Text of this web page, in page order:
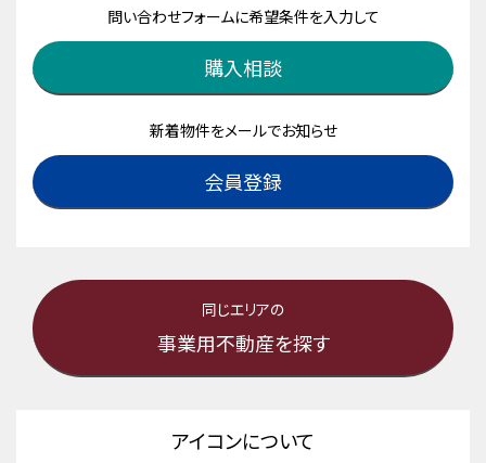
問い合わせフォームに希望条件を入力して
購入相談
新着物件をメールでお知らせ
会員登録
同じエリアの
事業用不動産を探す
アイコンについて